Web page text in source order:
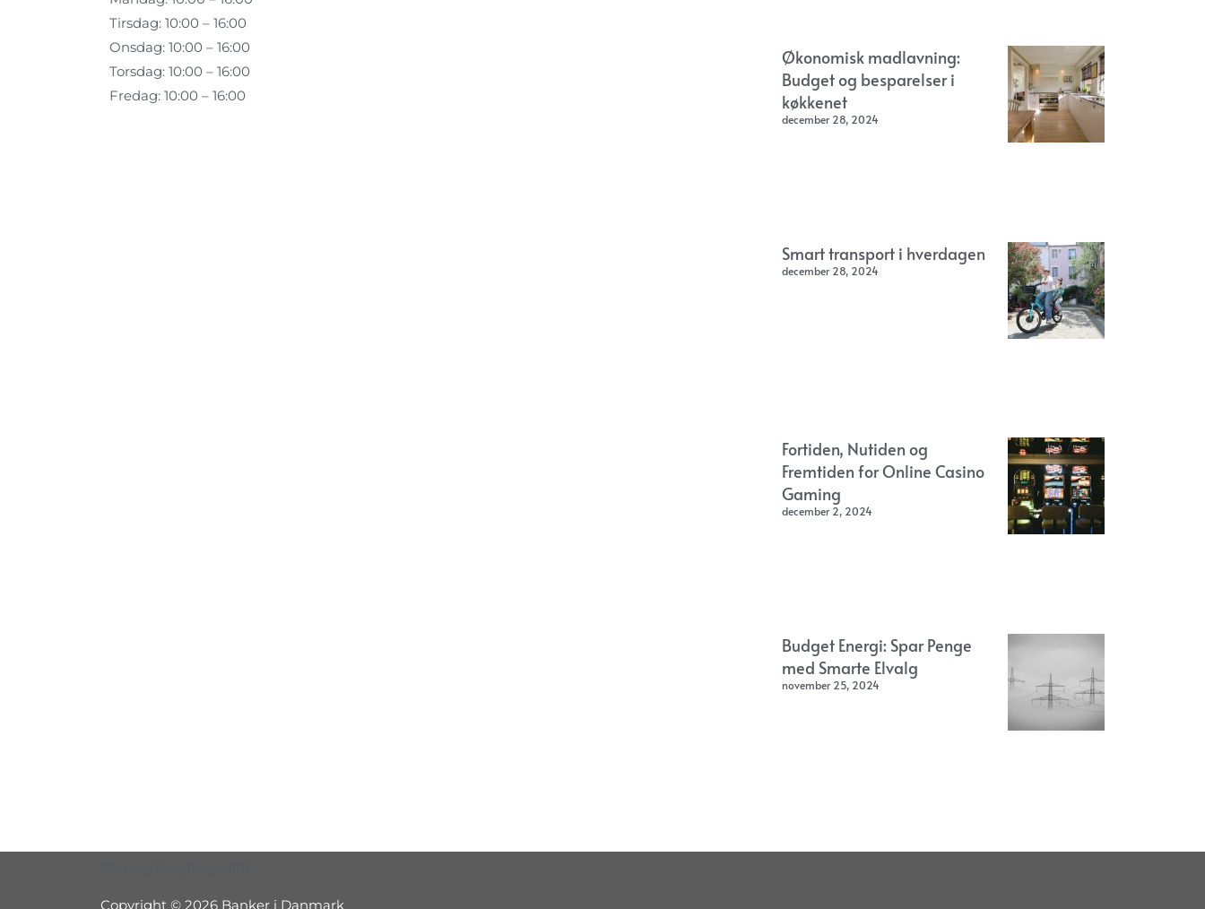
Tirsdag: 10:00 – 16:00
Onsdag: 10:00 – 16:00
Torsdag: 10:00 – 16:00
Fredag: 10:00 – 16:00
Økonomisk madlavning:
Budget og besparelser i
køkkenet
december 28, 2024
Smart transport i hverdagen
december 28, 2024
Fortiden, Nutiden og
Fremtiden for Online Casino
Gaming
december 2, 2024
Budget Energi: Spar Penge
med Smarte Elvalg
november 25, 2024
Copyright © 2026 Banker i Danmark